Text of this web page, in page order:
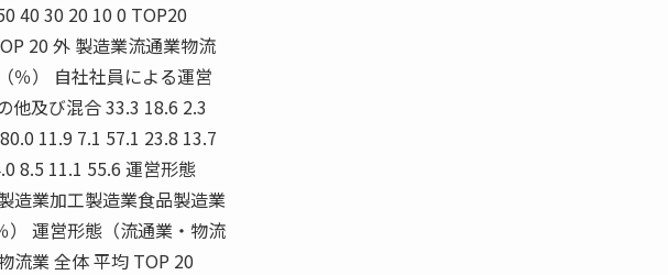
40 30 20 10 0 TOP20
20 外 製造業流通業物流
％） 自社社員による運営
他及び混合 33.3 18.6 2.3
11.9 7.1 57.1 23.8 13.7
8.5 11.1 55.6 運営形態
造業加工製造業食品製造業
） 運営形態（流通業・物流
流業 全体 平均 TOP 20